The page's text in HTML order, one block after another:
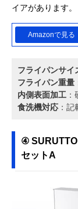
イアがあります。
Amazonで見る
フライパンサイ
フライパン重量
内側表面加工
食洗機対応 ：
④ ‎SURUTTO
セットA